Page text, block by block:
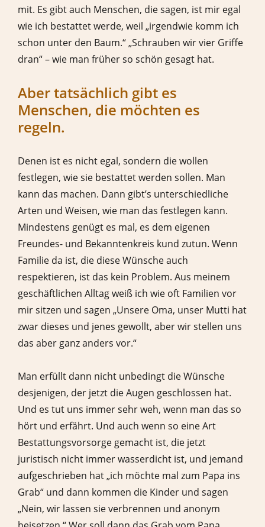
mit. Es gibt auch Menschen, die sagen, ist mir egal
wie ich bestattet werde, weil „irgendwie komm ich
schon unter den Baum.“ „Schrauben wir vier Griffe
dran“ – wie man früher so schön gesagt hat.
Aber tatsächlich gibt es
Menschen, die möchten es
regeln.
Denen ist es nicht egal, sondern die wollen
festlegen, wie sie bestattet werden sollen. Man
kann das machen. Dann gibt’s unterschiedliche
Arten und Weisen, wie man das festlegen kann.
Mindestens genügt es mal, es dem eigenen
Freundes- und Bekanntenkreis kund zutun. Wenn
Familie da ist, die diese Wünsche auch
respektieren, ist das kein Problem. Aus meinem
geschäftlichen Alltag weiß ich wie oft Familien vor
mir sitzen und sagen „Unsere Oma, unser Mutti hat
zwar dieses und jenes gewollt, aber wir stellen uns
das aber ganz anders vor.“
Man erfüllt dann nicht unbedingt die Wünsche
desjenigen, der jetzt die Augen geschlossen hat.
Und es tut uns immer sehr weh, wenn man das so
hört und erfährt. Und auch wenn so eine Art
Bestattungsvorsorge gemacht ist, die jetzt
juristisch nicht immer wasserdicht ist, und jemand
aufgeschrieben hat „ich möchte mal zum Papa ins
Grab“ und dann kommen die Kinder und sagen
„Nein, wir lassen sie verbrennen und anonym